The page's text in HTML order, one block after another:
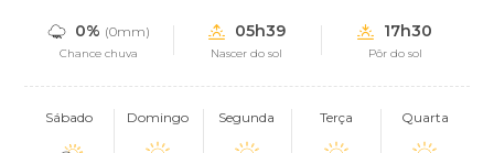
0% (0mm)
Chance chuva
05h39
Nascer do sol
17h30
Pôr do sol
Sábado Domingo Segunda Terça Quarta